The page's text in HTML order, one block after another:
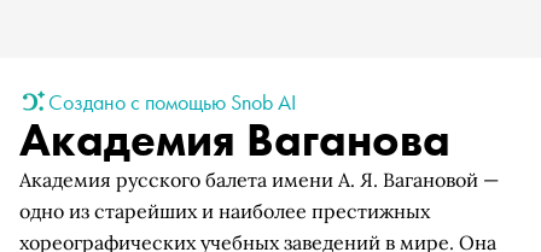
Создано с помощью Snob AI
Академия Ваганова
Академия русского балета имени А. Я. Вагановой —
одно из старейших и наиболее престижных
хореографических учебных заведений в мире. Она